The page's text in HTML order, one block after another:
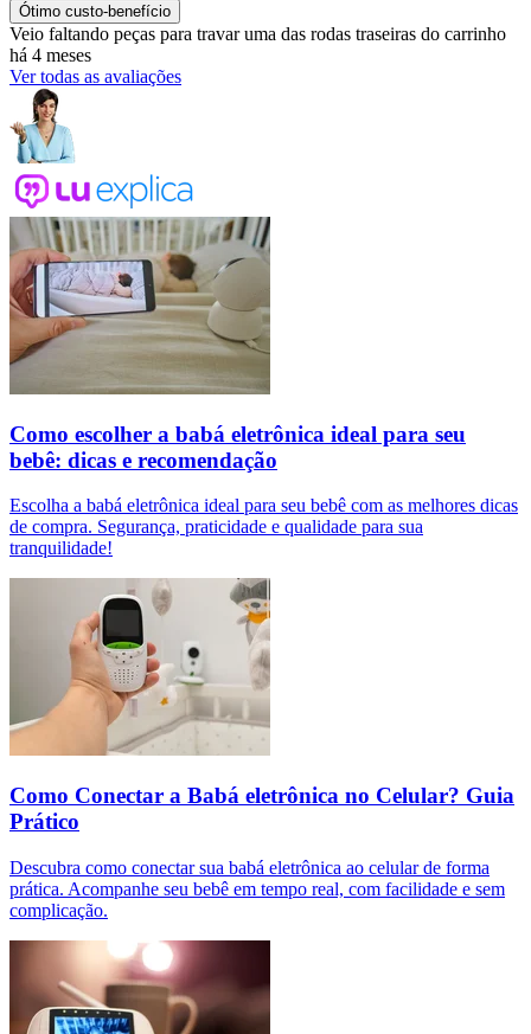
Ótimo custo-benefício
Veio faltando peças para travar uma das rodas traseiras do carrinho
há 4 meses
Ver todas as avaliações
Como escolher a babá eletrônica ideal para seu
bebê: dicas e recomendação
Escolha a babá eletrônica ideal para seu bebê com as melhores dicas
de compra. Segurança, praticidade e qualidade para sua
tranquilidade!
Como Conectar a Babá eletrônica no Celular? Guia
Prático
Descubra como conectar sua babá eletrônica ao celular de forma
prática. Acompanhe seu bebê em tempo real, com facilidade e sem
complicação.